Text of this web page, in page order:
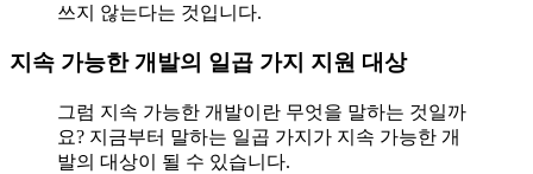
쓰지 않는다는 것입니다.
지속 가능한 개발의 일곱 가지 지원 대상
그럼 지속 가능한 개발이란 무엇을 말하는 것일까
요? 지금부터 말하는 일곱 가지가 지속 가능한 개
발의 대상이 될 수 있습니다.